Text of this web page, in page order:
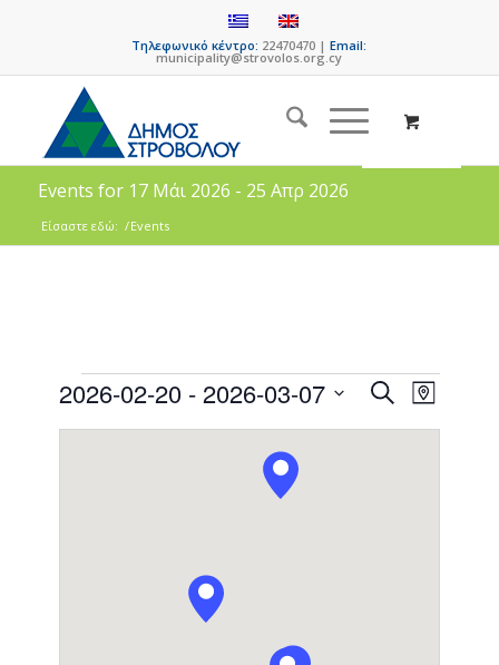
Τηλεφωνικό κέντρο: 22470470 |Email:
municipality@strovolos.org.cy
Events for 17 Μάι 2026 - 25 Απρ 2026
Είσαστε εδώ: /Events
Events
Search
SearchEvent
Views
Map
2026-02-20 - 2026-03-07